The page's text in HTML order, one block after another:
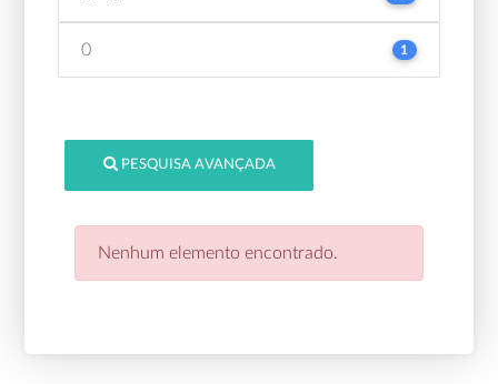
0 1
PESQUISA AVANÇADA
Nenhum elemento encontrado.